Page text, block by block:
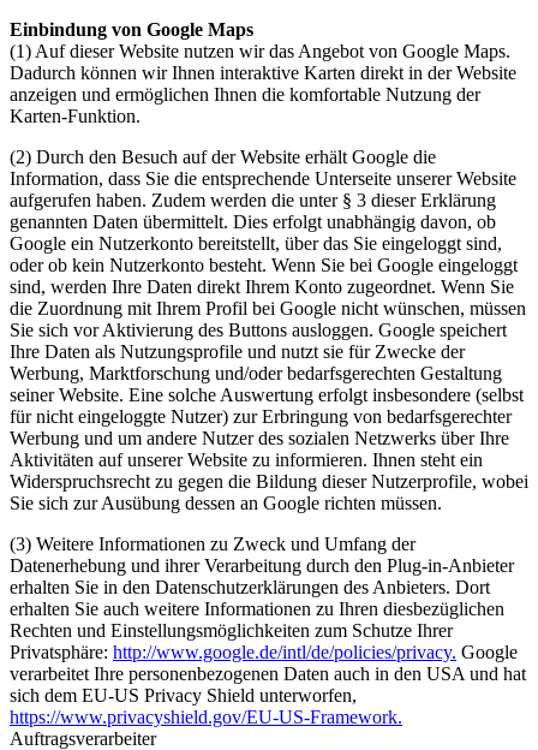
Einbindung von Google Maps
(1) Auf dieser Website nutzen wir das Angebot von Google Maps.
Dadurch können wir Ihnen interaktive Karten direkt in der Website
anzeigen und ermöglichen Ihnen die komfortable Nutzung der
Karten-Funktion.
(2) Durch den Besuch auf der Website erhält Google die
Information, dass Sie die entsprechende Unterseite unserer Website
aufgerufen haben. Zudem werden die unter § 3 dieser Erklärung
genannten Daten übermittelt. Dies erfolgt unabhängig davon, ob
Google ein Nutzerkonto bereitstellt, über das Sie eingeloggt sind,
oder ob kein Nutzerkonto besteht. Wenn Sie bei Google eingeloggt
sind, werden Ihre Daten direkt Ihrem Konto zugeordnet. Wenn Sie
die Zuordnung mit Ihrem Profil bei Google nicht wünschen, müssen
Sie sich vor Aktivierung des Buttons ausloggen. Google speichert
Ihre Daten als Nutzungsprofile und nutzt sie für Zwecke der
Werbung, Marktforschung und/oder bedarfsgerechten Gestaltung
seiner Website. Eine solche Auswertung erfolgt insbesondere (selbst
für nicht eingeloggte Nutzer) zur Erbringung von bedarfsgerechter
Werbung und um andere Nutzer des sozialen Netzwerks über Ihre
Aktivitäten auf unserer Website zu informieren. Ihnen steht ein
Widerspruchsrecht zu gegen die Bildung dieser Nutzerprofile, wobei
Sie sich zur Ausübung dessen an Google richten müssen.
(3) Weitere Informationen zu Zweck und Umfang der
Datenerhebung und ihrer Verarbeitung durch den Plug-in-Anbieter
erhalten Sie in den Datenschutzerklärungen des Anbieters. Dort
erhalten Sie auch weitere Informationen zu Ihren diesbezüglichen
Rechten und Einstellungsmöglichkeiten zum Schutze Ihrer
Privatsphäre: http://www.google.de/intl/de/policies/privacy. Google
verarbeitet Ihre personenbezogenen Daten auch in den USA und hat
sich dem EU-US Privacy Shield unterworfen,
https://www.privacyshield.gov/EU-US-Framework.
Auftragsverarbeiter